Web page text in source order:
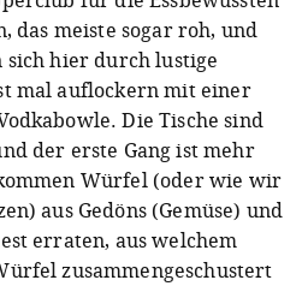
das meiste sogar roh, und
sich hier durch lustige
mal auflockern mit einer
Die Tische sind
der erste Gang ist mehr
Würfel (oder wie wir
aus Gedöns (Gemüse) und
erraten, aus welchem
zusammengeschustert